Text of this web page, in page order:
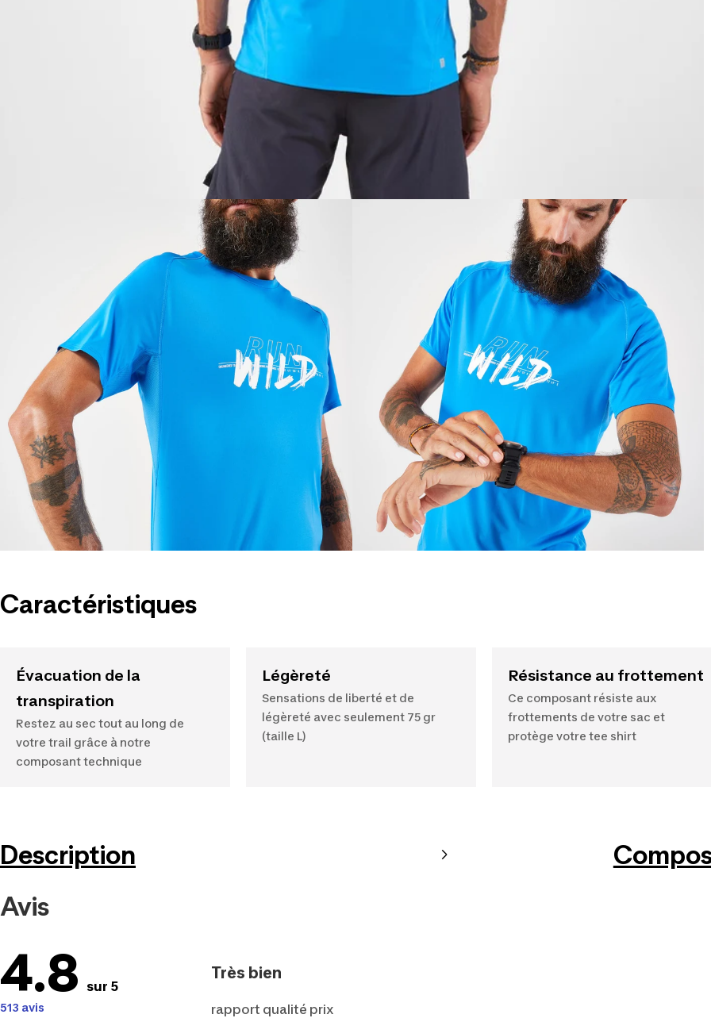
Caractéristiques
Évacuation de la
transpiration
Restez au sec tout au long de
votre trail grâce à notre
composant technique
Légèreté
Sensations de liberté et de
légèreté avec seulement 75 gr
(taille L)
Résistance au frottement
Ce composant résiste aux
frottements de votre sac et
protège votre tee shirt
Description
Avis
4.8 sur 5
513 avis
Très bien
rapport qualité prix